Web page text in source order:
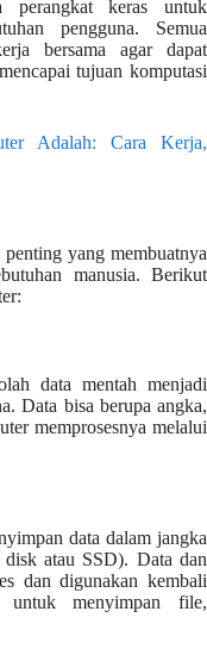
perangkat keras untuk
pengguna. Semua
bersama agar dapat
tujuan komputasi
Adalah: Cara Kerja,
yang membuatnya
manusia. Berikut
data mentah menjadi
Data bisa berupa angka,
memprosesnya melalui
data dalam jangka
atau SSD). Data dan
dan digunakan kembali
untuk menyimpan file,